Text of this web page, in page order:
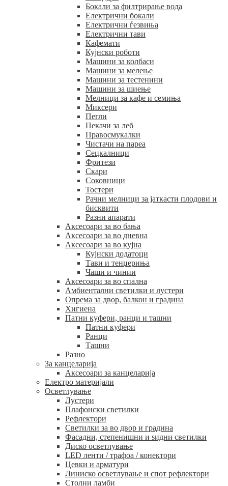
Бокали за филтрирање вода
Електрични бокали
Електрични ѓезвиња
Електрични тави
Кафемати
Кујнски роботи
Машини за колбаси
Машини за мелење
Машини за тестенини
Машини за шиење
Мелници за кафе и семиња
Миксери
Пегли
Пекачи за леб
Правосмукалки
Чистачи на пареа
Сецкалници
Фритези
Скари
Соковници
Тостери
Рачни мелници за јаткасти плодови и
бисквити
Разни апарати
Аксесоари за во бања
Аксесоари за во дневна
Аксесоари за во кујна
Кујнски додатоци
Тави и тенџериња
Чаши и чинии
Аксесоари за во спална
Амбиентални светилки и лустери
Опрема за двор, балкон и градина
Хигиена
Патни куфери, ранци и ташни
Патни куфери
Ранци
Ташни
Разно
За канцеларија
Аксесоари за канцеларија
Електро материјали
Осветлување
Лустери
Плафонски светилки
Рефлектори
Светилки за во двор и градина
Фасадни, степенишни и ѕидни светилки
Диско осветлување
LED ленти / трафоа / конектори
Цевки и арматури
Линиско осветлување и спот рефлектори
Столни ламби